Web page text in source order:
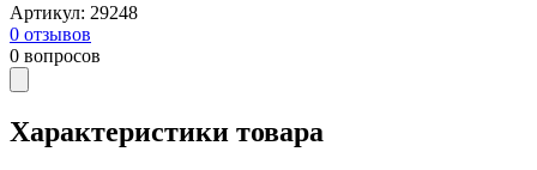
Артикул: 29248
0 отзывов
0 вопросов
Характеристики товара